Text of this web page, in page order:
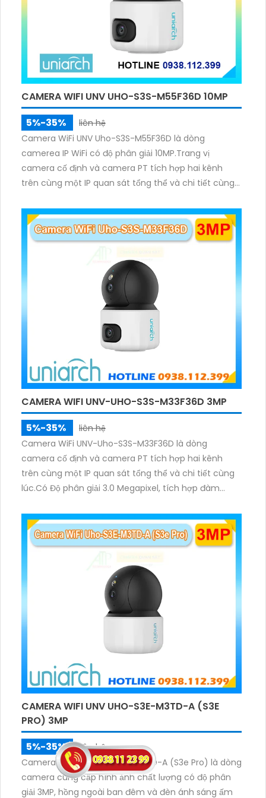
CAMERA WIFI UNV UHO-S3S-M55F36D 10MP
5%-35%
liên hệ
Camera WiFi UNV Uho-S3S-M55F36D là dòng
camerea IP WiFi có độ phân giải 10MP.Trang vị
camera cố định và camera PT tích hợp hai kênh
trên cùng một IP quan sát tổng thể và chi tiết cùng
ánh sáng. Kết hợp hồng ngoại và đèn ấm cho hình
ảnh có màu trong nhiều điều kiện khác nhau trong
phạm vi 3m.
CAMERA WIFI UNV-UHO-S3S-M33F36D 3MP
5%-35%
liên hệ
Camera WiFi UNV-Uho-S3S-M33F36D là dòng
camera cố định và camera PT tích hợp hai kênh
trên cùng một IP quan sát tổng thể và chi tiết cùng
lúc.Có Độ phân giải 3.0 Megapixel, tích hợp đàm
sáng ấm lên đến 10m.
CAMERA WIFI UNV UHO-S3E-M3TD-A (S3E
PRO) 3MP
5%-35%
liên hệ
Camera WiFi UNV Uho-S3E-M3TD-A (S3e Pro) là dòng
camera cung cấp hình ảnh chất lượng có độ phân
giải 3MP, hồng ngoài ban đêm và đèn ánh sáng ấm